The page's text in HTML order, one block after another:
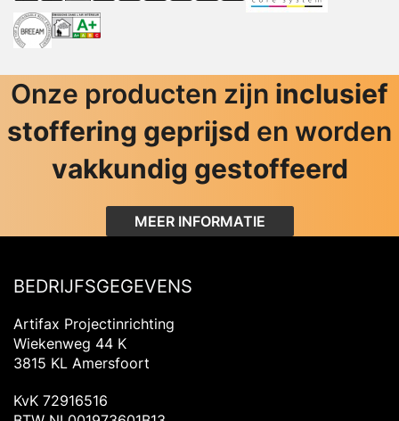
Onze producten zijn inclusief
stoffering geprijsd en worden
vakkundig gestoffeerd
MEER INFORMATIE
BEDRIJFSGEGEVENS
Artifax Projectinrichting
Wiekenweg 44 K
3815 KL Amersfoort
KvK 72916516